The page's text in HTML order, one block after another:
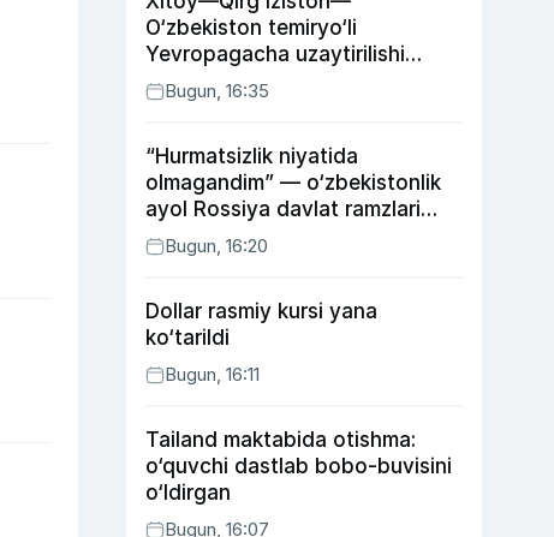
O‘zbekiston temiryo‘li
Yevropagacha uzaytirilishi
mumkin
Bugun, 16:35
“Hurmatsizlik niyatida
olmagandim” — o‘zbekistonlik
ayol Rossiya davlat ramzlari
tushirilgan poyandoz haqida
Bugun, 16:20
Dollar rasmiy kursi yana
ko‘tarildi
Bugun, 16:11
Tailand maktabida otishma:
o‘quvchi dastlab bobo-buvisini
o‘ldirgan
Bugun, 16:07